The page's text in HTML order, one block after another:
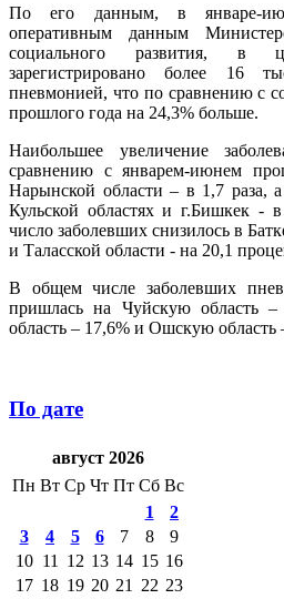
По его данным, в январе-
оперативным данным
социального развития, в
зарегистрировано более 16
пневмонией, что по сравнению с
прошлого года на 24,3% больше.
Наибольшее увеличение
сравнению с январем-июнем
Нарынской области – в 1,7 раза,
Кульской областях и г.Бишкек -
число заболевших снизилось в
и Таласской области - на 20,1
В общем числе заболевших
пришлась на Чуйскую область
область – 17,6% и Ошскую область
По дате
август 2026
Пн Вт Ср Чт Пт Сб Вс
1
2
3
4 5 6 7 8
9
10 11 12 13 14 15 16
17 18 19 20 21 22 23